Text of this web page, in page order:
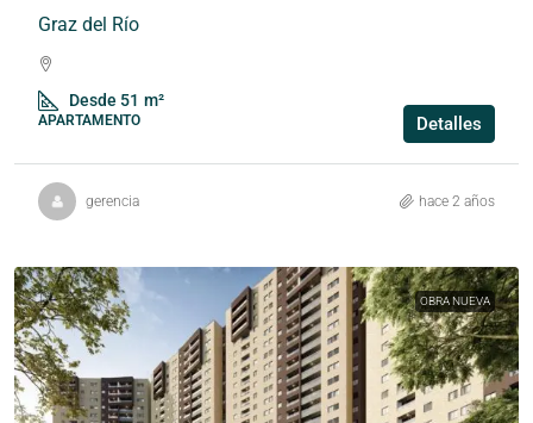
Graz del Río
Desde 51 m²
APARTAMENTO Detalles
gerencia hace 2 años
OBRA NUEVA